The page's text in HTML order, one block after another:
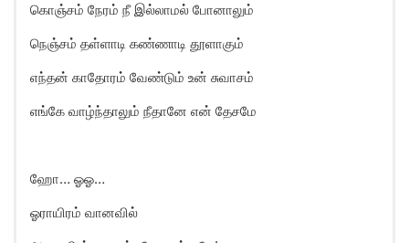
கொஞ்சம் நேரம் நீ இல்லாமல் போனாலும்
நெஞ்சம் தள்ளாடி கண்ணாடி தூளாகும்
எந்தன் காதோரம் வேண்டும் உன் சுவாசம்
எங்கே வாழ்ந்தாலும் நீதானே என் தேசமே
ஹோ… ஓஓ…
ஓராயிரம் வானவில்